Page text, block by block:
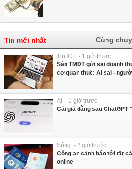
Tin mới nhất Cùng
Tin ICT - 1 giờ trước
Sàn TMĐT gửi sai doanh
cơ quan thuế: Ai sai -
AI - 1 giờ trước
Cái giá đằng sau ChatGPT
Sống - 2 giờ trước
Công an cảnh báo tới tất
online